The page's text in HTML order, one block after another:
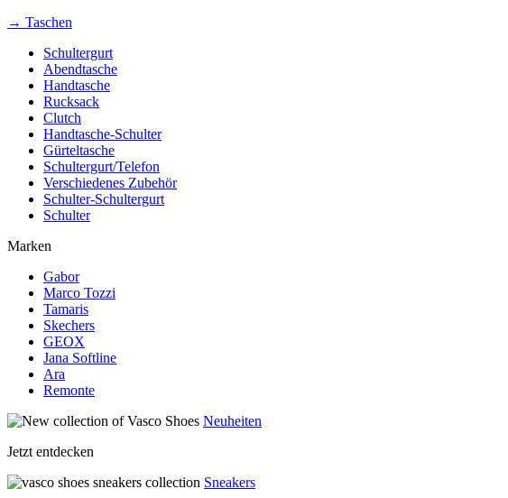
→ Taschen
Schultergurt
Abendtasche
Handtasche
Rucksack
Clutch
Handtasche-Schulter
Gürteltasche
Schultergurt/Telefon
Verschiedenes Zubehör
Schulter-Schultergurt
Schulter
Marken
Gabor
Marco Tozzi
Tamaris
Skechers
GEOX
Jana Softline
Ara
Remonte
Neuheiten
Jetzt entdecken
Sneakers